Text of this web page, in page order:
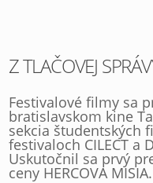
Z TLAČOVEJ
Festivalové filmy sa
bratislavskom kine
sekcia študentských
festivaloch CILECT a
Uskutočnil sa prvý
ceny HERCOVA MISIA.